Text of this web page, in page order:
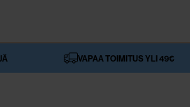
VAPAA TOIMITUS YLI 49€